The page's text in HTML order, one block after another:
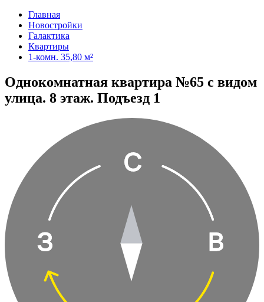
Главная
Новостройки
Галактика
Квартиры
1-комн. 35,80 м²
Однокомнатная квартира №65 с видом
улица. 8 этаж. Подъезд 1